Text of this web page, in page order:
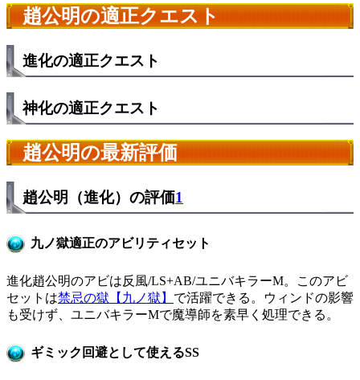
趙公明の適正クエスト
進化の適正クエスト
神化の適正クエスト
趙公明の最新評価
趙公明（進化）の評価1
九ノ獄適正のアビリティセット
進化趙公明のアビは反風/LS+AB/ユニバキラーM。このアビ
セットは禁忌の獄【九ノ獄】 で活躍できる。ウィンドの影響
も受けず、ユニバキラーMで魔導師を素早く処理できる。
ギミック回避として使えるSS